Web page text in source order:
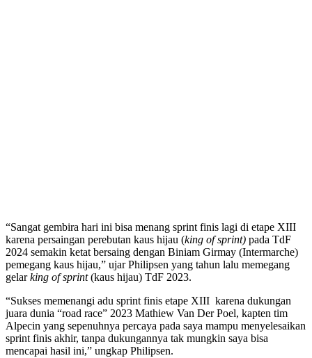
“Sangat gembira hari ini bisa menang sprint finis lagi di etape XIII
karena persaingan perebutan kaus hijau (king of sprint) pada TdF
2024 semakin ketat bersaing dengan Biniam Girmay (Intermarche)
pemegang kaus hijau,” ujar Philipsen yang tahun lalu memegang
gelarking of sprint(kaus hijau) TdF 2023.
“Sukses memenangi adu sprint finis etape XIII karena dukungan
juara dunia “road race” 2023 Mathiew Van Der Poel, kapten tim
Alpecin yang sepenuhnya percaya pada saya mampu menyelesaikan
sprint finis akhir, tanpa dukungannya tak mungkin saya bisa
mencapai hasil ini,” ungkap Philipsen.